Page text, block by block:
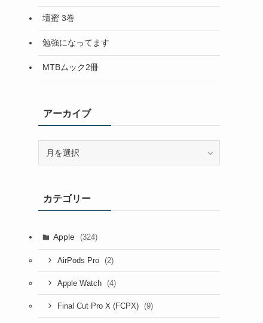
壇蜜 3巻
勉強になってます
MTBムック2冊
アーカイブ
ブカテゴリー
Apple (324)
AirPods Pro (2)
Apple Watch (4)
Final Cut Pro X (FCPX) (9)